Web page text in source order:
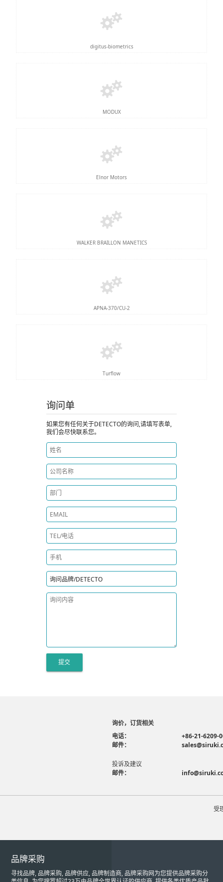
digitus-biometrics
MODUX
Elnor Motors
WALKER BRAILLON MANETICS
APNA-370/CU-2
Turflow
询问单
如果您有任何关于DETECTO的询问,请填写表单,
我们会尽快联系您。
提交
询价，订货相关
电话：
+86-21-6209-
邮件：
投诉及建议
邮件：
受
品牌采购
寻找品牌, 品牌采购, 品牌供应, 品牌制造商, 品牌采购网为您提供品牌采购分